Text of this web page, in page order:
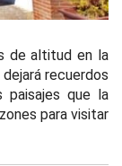
de altitud en la
recuerdos
paisajes que la
para visitar